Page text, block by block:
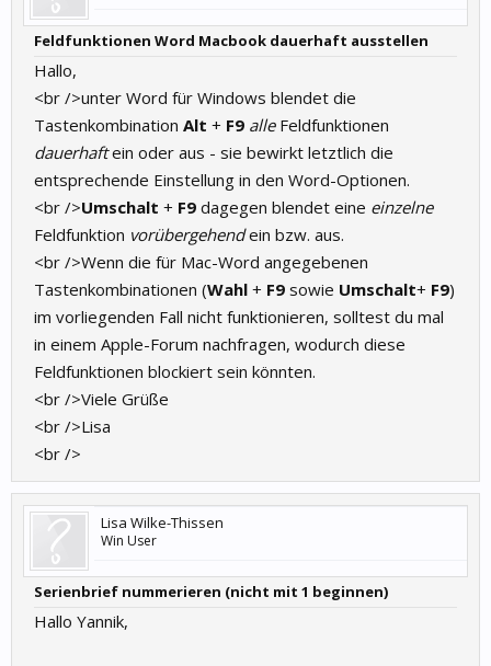
Feldfunktionen Word Macbook dauerhaft ausstellen
Hallo,
<br />unter Word für Windows blendet die
Tastenkombination Alt + F9 alle Feldfunktionen
dauerhaftein oder aus - sie bewirkt letztlich die
entsprechende Einstellung in den Word-Optionen.
<br />Umschalt + F9 dagegen blendet eine einzelne
Feldfunktion vorübergehendein bzw. aus.
<br />Wenn die für Mac-Word angegebenen
Tastenkombinationen (Wahl + F9 sowie Umschalt+ F9)
im vorliegenden Fall nicht funktionieren, solltest du mal
in einem Apple-Forum nachfragen, wodurch diese
Feldfunktionen blockiert sein könnten.
<br />Viele Grüße
<br />Lisa
<br />
Lisa Wilke-Thissen
Win User
Serienbrief nummerieren (nicht mit 1 beginnen)
Hallo Yannik,